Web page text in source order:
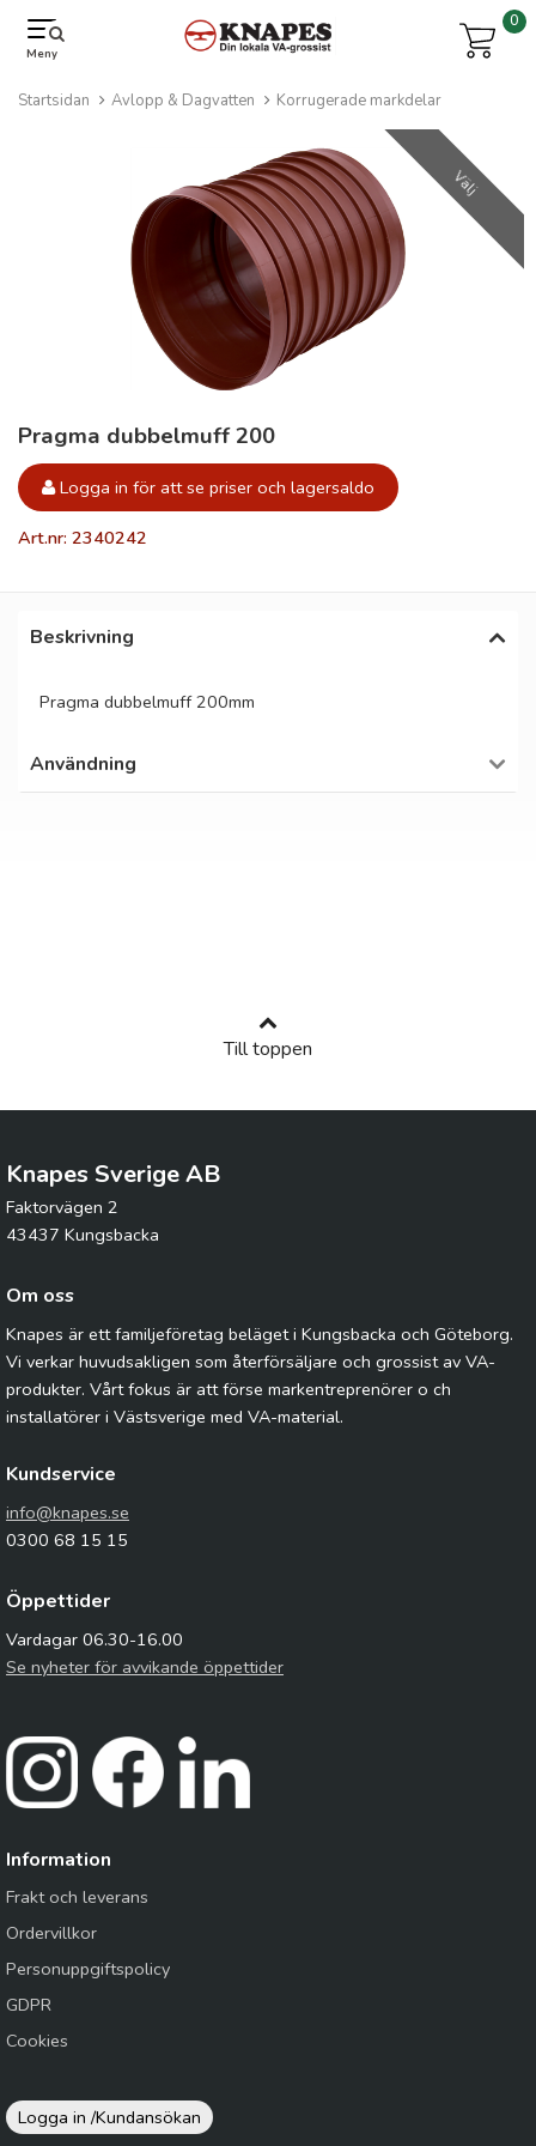
Meny
0
Startsidan Avlopp & Dagvatten Korrugerade markdelar
Välj
Pragma dubbelmuff 200
Logga in för att se priser och lagersaldo
Art.nr: 2340242
Beskrivning
Pragma dubbelmuff 200mm
Användning
Till toppen
Knapes Sverige AB
Faktorvägen 2
43437 Kungsbacka
Om oss
Knapes är ett familjeföretag beläget i Kungsbacka och Göteborg.
Vi verkar huvudsakligen som återförsäljare och grossist av VA-
produkter. Vårt fokus är att förse markentreprenörer o ch
installatörer i Västsverige med VA-material.
Kundservice
info@knapes.se
0300 68 15 15
Öppettider
Vardagar 06.30-16.00
Se nyheter för avvikande öppettider
Information
Frakt och leverans
Ordervillkor
Personuppgiftspolicy
GDPR
Cookies
Logga in /Kundansökan